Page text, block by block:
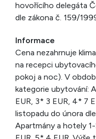
hovořícího delegáta
dle zákona č. 159/
Informace
Cena nezahrnuje
na recepci
pokoj a noc). V
kategorie ubytování:
EUR, 3* 3 EUR, 4* 7
listopadu do února
Apartmány a hotely